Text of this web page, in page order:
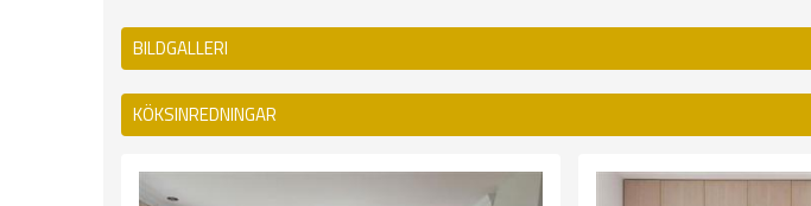
BILDGALLERI
KÖKSINREDNINGAR